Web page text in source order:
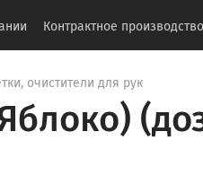
Контрактное производство
очистители для рук